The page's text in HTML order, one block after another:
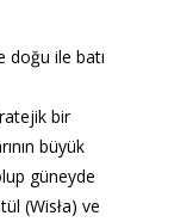
doğu ile batı
bir
büyük
güneyde
(Wisła) ve